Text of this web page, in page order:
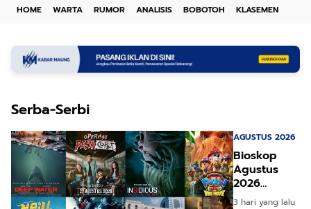
HOME WARTA RUMOR ANALISIS BOBOTOH KLASEMEN
Serba-Serbi
AGUSTUS 2026
Bioskop
Agustus
2026
Deretan
3 hari yang lalu